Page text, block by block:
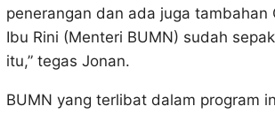
penerangan dan ada juga tambahan
Ibu Rini (Menteri BUMN) sudah
itu,” tegas Jonan.
BUMN yang terlibat dalam program